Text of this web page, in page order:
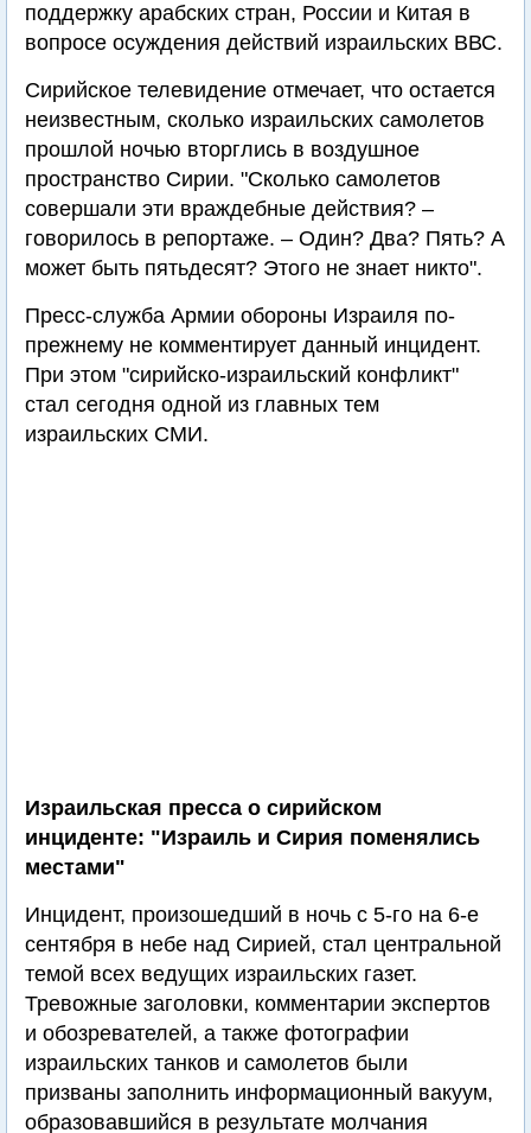
поддержку арабских стран, России и Китая в
вопросе осуждения действий израильских ВВС.
Сирийское телевидение отмечает, что остается
неизвестным, сколько израильских самолетов
прошлой ночью вторглись в воздушное
пространство Сирии. "Сколько самолетов
совершали эти враждебные действия? –
говорилось в репортаже. – Один? Два? Пять? А
может быть пятьдесят? Этого не знает никто".
Пресс-служба Армии обороны Израиля по-
прежнему не комментирует данный инцидент.
При этом "сирийско-израильский конфликт"
стал сегодня одной из главных тем
израильских СМИ.
Израильская пресса о сирийском
инциденте: "Израиль и Сирия поменялись
местами"
Инцидент, произошедший в ночь с 5-го на 6-е
сентября в небе над Сирией, стал центральной
темой всех ведущих израильских газет.
Тревожные заголовки, комментарии экспертов
и обозревателей, а также фотографии
израильских танков и самолетов были
призваны заполнить информационный вакуум,
образовавшийся в результате молчания